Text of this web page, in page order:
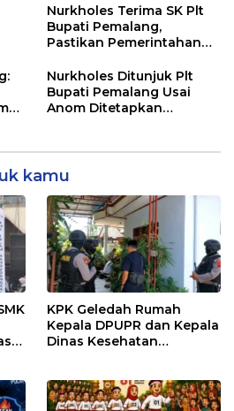
Dunia
Nurkholes Terima SK Plt
Bupati Pemalang,
Pastikan Pemerintahan
Nurkholes Ditunjuk Plt
Bupati Pemalang Usai
Anom Ditetapkan
kamu
KPK Geledah Rumah
Kepala DPUPR dan Kepala
Dinas Kesehatan